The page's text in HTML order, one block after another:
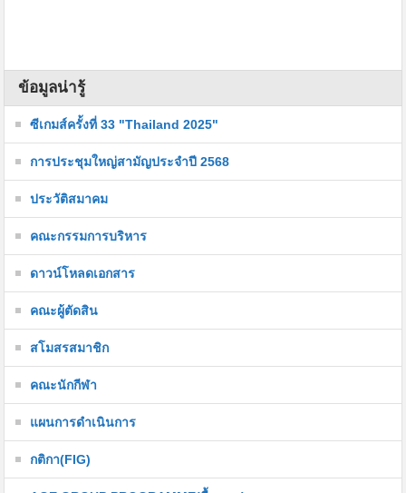
ข้อมูลน่ารู้
ซีเกมส์ครั้งที่ 33 "Thailand 2025"
การประชุมใหญ่สามัญประจำปี 2568
ประวัติสมาคม
คณะกรรมการบริหาร
ดาวน์โหลดเอกสาร
คณะผู้ตัดสิน
สโมสรสมาชิก
คณะนักกีฬา
แผนการดำเนินการ
กติกา(FIG)